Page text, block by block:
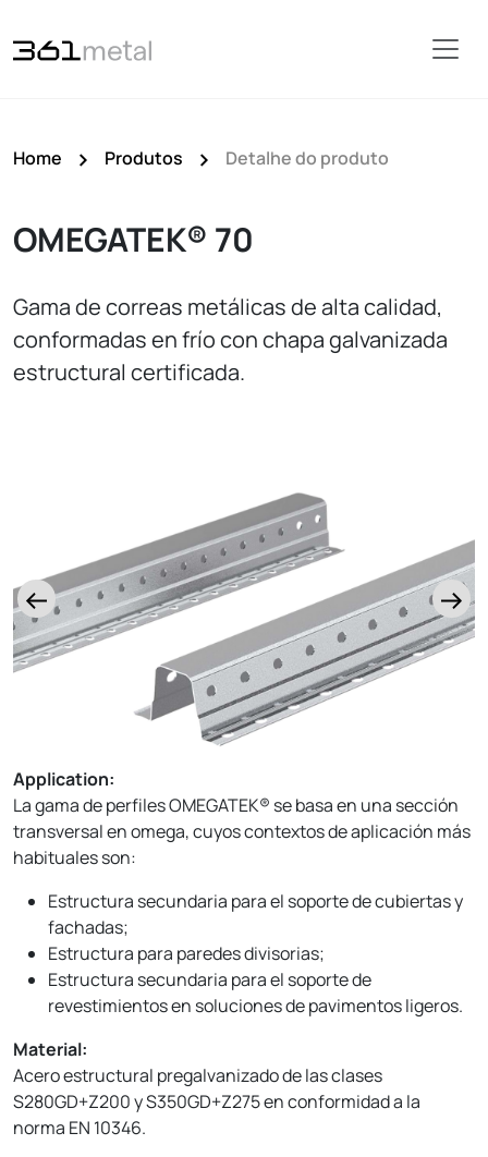
Home Produtos Detalhe do produto
OMEGATEK® 70
Gama de correas metálicas de alta calidad,
conformadas en frío con chapa galvanizada
estructural certificada.
Application:
La gama de perfiles OMEGATEK® se basa en una sección
transversal en omega, cuyos contextos de aplicación más
habituales son:
Estructura secundaria para el soporte de cubiertas y
fachadas;
Estructura para paredes divisorias;
Estructura secundaria para el soporte de
revestimientos en soluciones de pavimentos ligeros.
Material:
Acero estructural pregalvanizado de las clases
S280GD+Z200 y S350GD+Z275 en conformidad a la
norma EN 10346.